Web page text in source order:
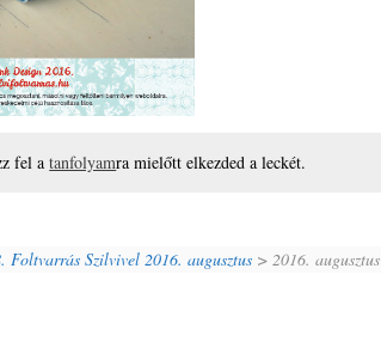
fel atanfolyamra mielőtt elkezded a leckét.
Foltvarrás Szilvivel 2016. augusztus> 2016. augusztus